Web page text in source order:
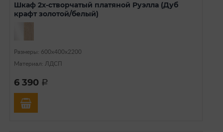
Шкаф 2х-створчатый платяной Руэлла (Дуб
крафт золотой/белый)
Размеры: 600х400х2200
Материал: ЛДСП
6 390 a